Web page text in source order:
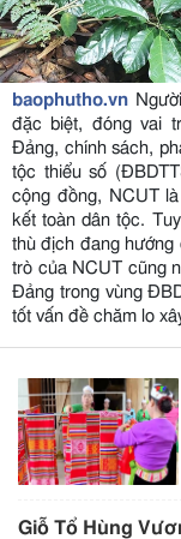
baophutho.vn
đặc biệt, đóng vai
Đảng, chính sách,
tộc thiểu số
cộng đồng, NCUT
kết toàn dân tộc.
thù địch đang hướng
trò của NCUT cũng
Đảng trong vùng
tốt vấn đề chăm lo
Giỗ Tổ Hùng